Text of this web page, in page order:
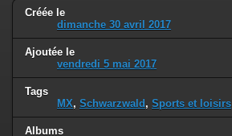
Créée le
dimanche 30 avril 2017
Ajoutée le
vendredi 5 mai 2017
Tags
MX, Schwarzwald , Sports et loisirs
Albums